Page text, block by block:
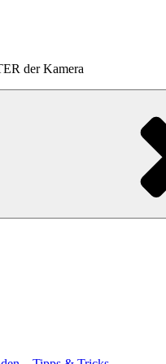
der Kamera